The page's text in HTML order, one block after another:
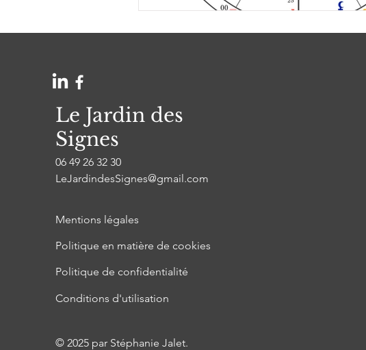
Le Jardin des
Signes
06 49 26 32 30
LeJardindesSignes@gmail.com
Mentions légales
Politique en matière de cookies
Politique de confidentialité
Conditions d'utilisation
© 2025 par Stéphanie Jalet.